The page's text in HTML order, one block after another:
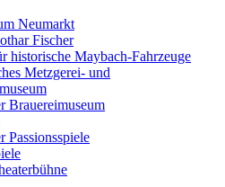
Neumarkt
Fischer
historische Maybach-Fahrzeuge
Metzgerei- und
Brauereimuseum
Passionsspiele